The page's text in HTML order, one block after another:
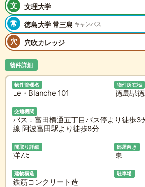
文 文理大学
常 徳島大学 常三島 キャンパス
穴 穴吹カレッジ
物件詳細
物件管理名
Le・Blanche 101
物件所在地
徳島県
交通機関
バス：富田橋通五丁目バス停より徒歩
線 阿波富田駅より徒歩8分
間取り詳細
洋7.5
部屋向き
東
建物構造
鉄筋コンクリート造
駐車場